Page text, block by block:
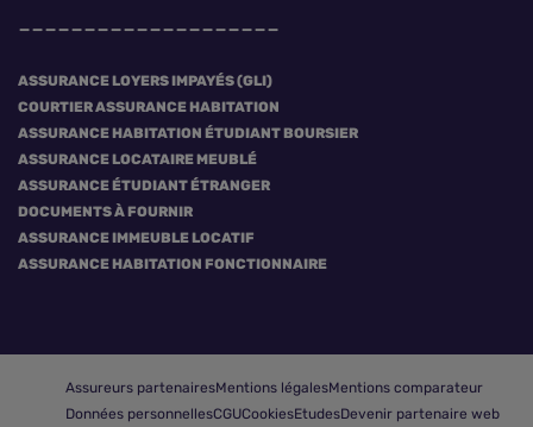
ASSURANCE LOYERS IMPAYÉS (GLI)
COURTIER ASSURANCE HABITATION
ASSURANCE HABITATION ÉTUDIANT BOURSIER
ASSURANCE LOCATAIRE MEUBLÉ
ASSURANCE ÉTUDIANT ÉTRANGER
DOCUMENTS À FOURNIR
ASSURANCE IMMEUBLE LOCATIF
ASSURANCE HABITATION FONCTIONNAIRE
Assureurs partenairesMentions légalesMentions comparateur
Données personnellesCGUCookiesEtudesDevenir partenaire web